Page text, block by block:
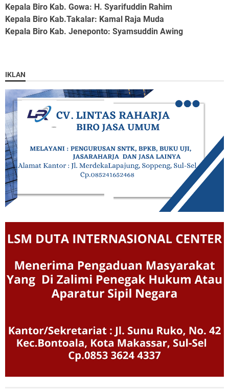
Kepala Biro Kab. Gowa: H. Syarifuddin Rahim
Kepala Biro Kab.Takalar: Kamal Raja Muda
Kepala Biro Kab. Jeneponto: Syamsuddin Awing
IKLAN